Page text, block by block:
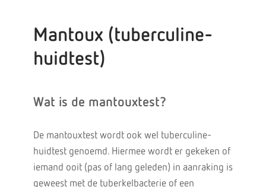
Mantoux (tuberculine-
huidtest)
Wat is de mantouxtest?
De mantouxtest wordt ook wel tuberculine-
huidtest genoemd. Hiermee wordt er gekeken of
iemand ooit (pas of lang geleden) in aanraking is
geweest met de tuberkelbacterie of een